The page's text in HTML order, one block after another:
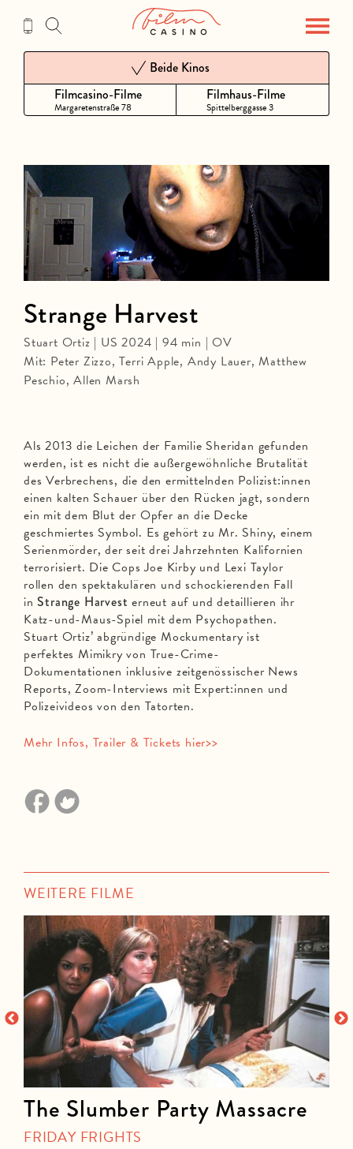
Inhalt
Filmcasino-Filme
Margaretenstraße 78
Beide Kinos
Filmhaus-Filme
Spittelberggasse 3
Als 2013 die Leichen der Familie Sheridan gefunden
werden, ist es nicht die außergewöhnliche Brutalität
des Verbrechens, die den ermittelnden Polizist:innen
einen kalten Schauer über den Rücken jagt, sondern
ein mit dem Blut der Opfer an die Decke
geschmiertes Symbol. Es gehört zu Mr. Shiny, einem
Serienmörder, der seit drei Jahrzehnten Kalifornien
terrorisiert. Die Cops Joe Kirby und Lexi Taylor
rollen den spektakulären und schockierenden Fall
inStrange Harvest erneut auf und detaillieren ihr
Katz-und-Maus-Spiel mit dem Psychopathen.
Stuart Ortiz’ abgründige Mockumentary ist
perfektes Mimikry von True-Crime-
Dokumentationen inklusive zeitgenössischer News
Reports, Zoom-Interviews mit Expert:innen und
Polizeivideos von den Tatorten.
Mehr Infos, Trailer & Tickets hier>>
Strange Harvest
Stuart Ortiz | US 2024 | 94 min | OV
Mit: Peter Zizzo, Terri Apple, Andy Lauer, Matthew
Peschio, Allen Marsh
WEITERE FILME
The Slumber Party Massacre
FRIDAY FRIGHTS